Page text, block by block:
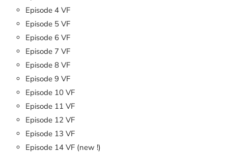
Episode 4 VF
Episode 5 VF
Episode 6 VF
Episode 7 VF
Episode 8 VF
Episode 9 VF
Episode 10 VF
Episode 11 VF
Episode 12 VF
Episode 13 VF
Episode 14 VF (new !)